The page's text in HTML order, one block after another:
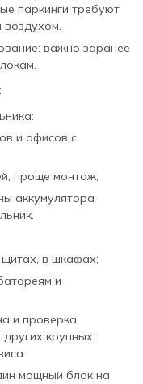
паркинги требуют
важно заранее
и офисов с
проще монтаж;
аккумулятора
щитах, в шкафах;
и
и проверка,
крупных
мощный блок на